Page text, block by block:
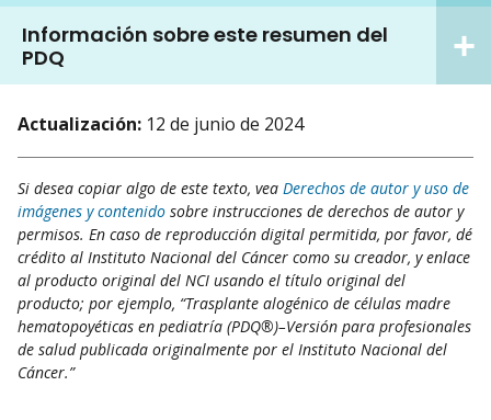
Información sobre este resumen del
PDQ
Actualización: 12 de junio de 2024
Si desea copiar algo de este texto, vea Derechos de autor y uso de
imágenes y contenido sobre instrucciones de derechos de autor y
permisos. En caso de reproducción digital permitida, por favor, dé
crédito al Instituto Nacional del Cáncer como su creador, y enlace
al producto original del NCI usando el título original del
producto; por ejemplo, “Trasplante alogénico de células madre
hematopoyéticas en pediatría (PDQ®)–Versión para profesionales
de salud publicada originalmente por el Instituto Nacional del
Cáncer.”